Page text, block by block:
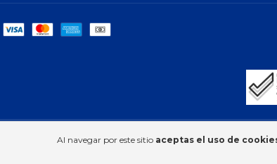
Al navegar por este sitio aceptas el uso de